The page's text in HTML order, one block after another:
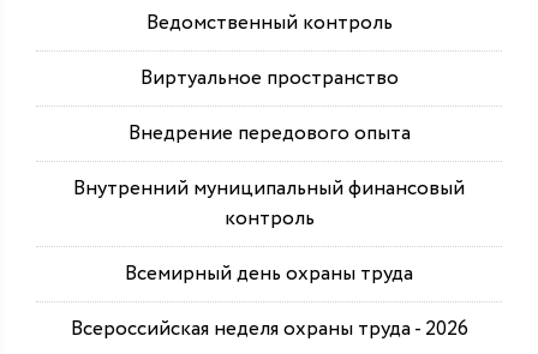
Ведомственный контроль
Виртуальное пространство
Внедрение передового опыта
Внутренний муниципальный финансовый
контроль
Всемирный день охраны труда
Всероссийская неделя охраны труда - 2026